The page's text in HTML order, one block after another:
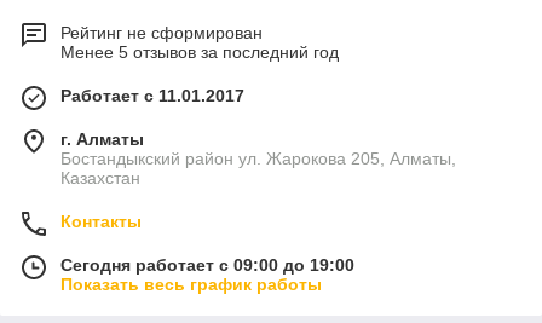
Рейтинг не сформирован
Менее 5 отзывов за последний год
Работает с 11.01.2017
г. Алматы
Бостандыкский район ул. Жарокова 205, Алматы,
Казахстан
Контакты
Сегодня работает с 09:00 до 19:00
Показать весь график работы